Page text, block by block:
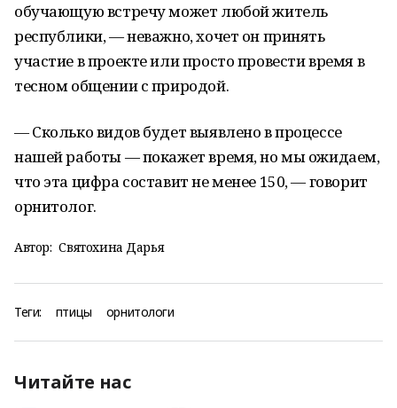
обучающую встречу может любой житель
республики, — неважно, хочет он принять
участие в проекте или просто провести время в
тесном общении с природой.
— Сколько видов будет выявлено в процессе
нашей работы — покажет время, но мы ожидаем,
что эта цифра составит не менее 150, — говорит
орнитолог.
Автор: Святохина Дарья
Теги: птицы орнитологи
Читайте нас